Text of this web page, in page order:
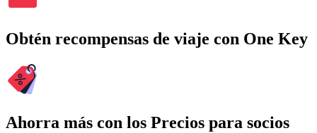
Obtén recompensas de viaje con One Key
Ahorra más con los Precios para socios